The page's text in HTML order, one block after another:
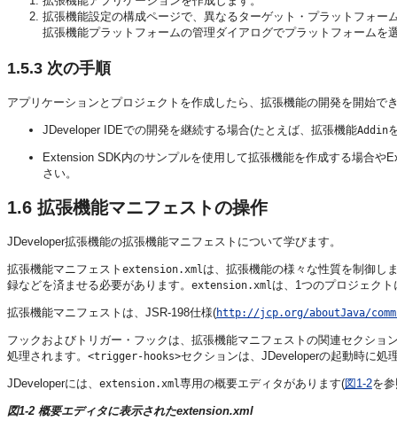
拡張機能設定の構成ページで、異なるターゲット・プラットフォ
拡張機能プラットフォームの管理ダイアログでプラットフォーム
1.5.3 次の手順
アプリケーションとプロジェクトを作成したら、拡張機能の開発を開始で
JDeveloper IDEでの開発を継続する場合(たとえば、拡張機能Addin
Extension SDK内のサンプルを使用して拡張機能を作成する場合や
さい。
1.6 拡張機能マニフェストの操作
JDeveloper拡張機能の拡張機能マニフェストについて学びます。
拡張機能マニフェスト extension.xmlは、拡張機能の様々な性質を制御し
録などを済ませる必要があります。 extension.xmlは、1つのプロジェク
拡張機能マニフェストは、JSR-198仕様(http://jcp.org/aboutJava/
フックおよびトリガー・フックは、拡張機能マニフェストの関連セクショ
処理されます。 <trigger-hooks>セクションは、 JDeveloperの起動時に処
JDeveloperには、 extension.xml専用の概要エディタがあります(図1-2を
図1-2 概要エディタに表示されたextension.xml